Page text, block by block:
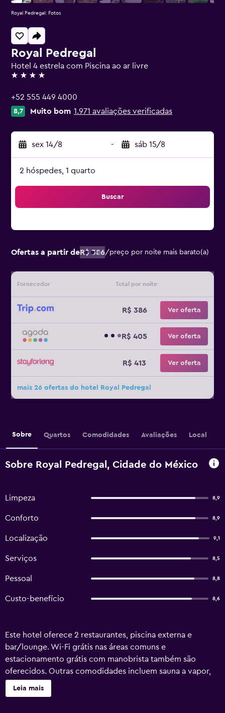
Royal Pedregal
Hotel 4 estrela com Piscina ao ar livre
4 estrelas
+52 555 449 4000
8,7 Muito bom 1.971 avaliações verificadas
sex 14/8 - sáb 15/8
2 hóspedes, 1 quarto
Buscar
Ofertas a partir deR$ 386/preço por noite mais barato(a)
Fornecedor Total por noite
R$ 386 Ver oferta
R$ 405 Ver oferta
R$ 413 Ver oferta
mais 26 ofertas do hotel Royal Pedregal
Royal Pedregal: Fotos
Sobre Quartos Comodidades Avaliações Local
Sobre Royal Pedregal, Cidade do México
Limpeza 8,9
Conforto 8,9
Localização 9,1
Serviços 8,5
Pessoal 8,8
Custo-benefício 8,6
Este hotel oferece 2 restaurantes, piscina externa e
bar/lounge. Wi-Fi grátis nas áreas comuns e
estacionamento grátis com manobrista também são
oferecidos. Outras comodidades incluem sauna a vapor,
cafeteria e serviço de quarto 24 horas. Royal Pedregal
Hotel dispõe de 317 acomodações com cofres para
Leia mais